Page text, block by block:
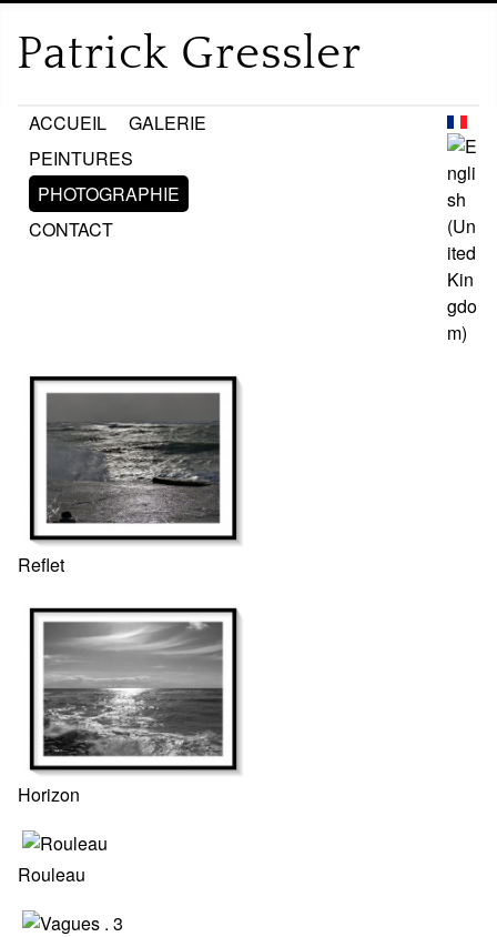
ACCUEIL
GALERIE
PEINTURES
PHOTOGRAPHIE
CONTACT
Reflet
Horizon
Rouleau